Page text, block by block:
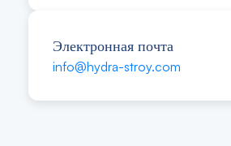
Электронная почта
info@hydra-stroy.com